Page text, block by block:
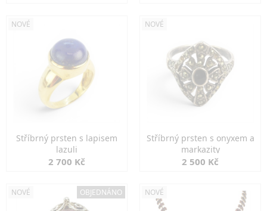
NOVÉ
Stříbrný prsten s lapisem
lazuli
2 700 Kč
NOVÉ
Stříbrný prsten s onyxem a
markazity
2 500 Kč
NOVÉ OBJEDNÁNO NOVÉ